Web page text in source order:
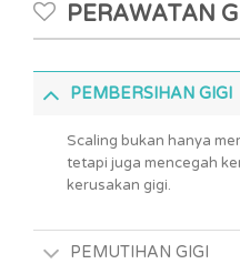
PERAWATAN
PEMBERSIHAN GIGI
Scaling bukan hanya
tetapi juga mencegah
kerusakan gigi.
PEMUTIHAN GIGI